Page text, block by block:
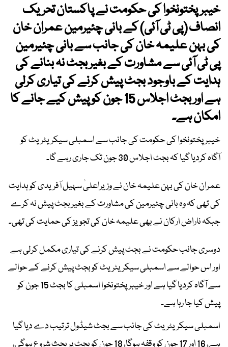
خیبرپختونخوا کی حکومت نے پاکستان تحریک
انصاف (پی ٹی آئی) کے بانی چئیرمین عمران خان
کی بہن علیمہ خان کی جانب سے بانی چئیرمین
پی ٹی آئی سے مشاورت کے بغیر بجٹ نہ بنانے کی
ہدایت کے باوجود بجٹ پیش کرنے کی تیاری کرلی
ہے اور بجٹ اجلاس 15 جون کو پیش کیے جانے کا
امکان ہے۔
خیبرپختونخوا کی حکومت کی جانب سے اسمبلی سیکریٹریٹ کو
آگاہ کردیا گیا کہ بجٹ اجلاس 30 جون تک جاری رہے گا۔
عمران خان کی بہن علیمہ خان نے وزیراعلیٰ سہیل آفریدی کو ہدایت
کی تھی کہ وہ بانی چئیرمین کی مشاورت کے بغیر بجٹ پیش نہ کرے
جبکہ ناراض ارکان نے بھی علیمہ خان کی تجویز کی حمایت کی تھی۔
دوسری جانب حکومت نے بجٹ پیش کرنے کی تیاری مکمل کرلی ہے
اور اس حوالے سے اسمبلی سیکریٹریٹ کو بجٹ پیش کرنے کے حوالے
سے آگاہ کردیا گیا ہے اور خیبرپختونخوا اسمبلی کا بجٹ 15 جون کو
پیش کیا جا رہا ہے۔
اسمبلی سیکریٹریٹ کی جانب سے بجٹ شیڈول ترتیب دے دیا گیا
ہے، 16 اور 17 جون کو وقفہ ہوگا، 18 جون کو بجٹ پر بحث شروع ہوگی،